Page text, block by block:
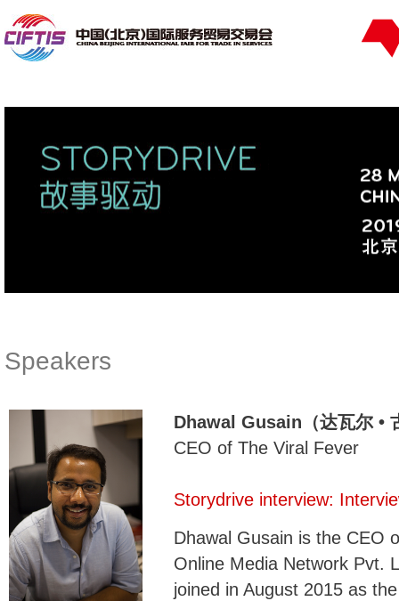
Speakers
Dhawal Gusain（达瓦尔 •
CEO of The Viral Fever
Storydrive interview:
Dhawal Gusain is the CEO
Online Media Network Pvt.
joined in August 2015 as